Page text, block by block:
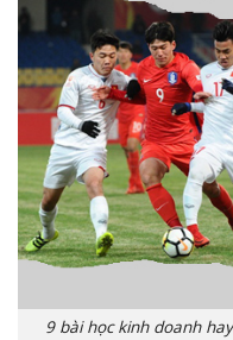
9 bài học kinh doanh